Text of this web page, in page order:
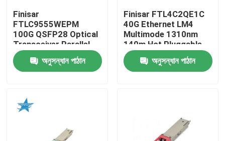
কারখানা ভ্রমণ
মান নিয়ন্ত্রণ
Finisar
FTLC9555WEPM
100G QSFP28 Optical
Transceiver Parallel
MMF 100M CPRI Hot
Pluggable Port 1 Year
Warranty
অনুসন্ধান পাঠান
Finisar FTL4C2QE1C
40G Ethernet LM4
Multimode 1310nm
140m Hot Pluggable
LC Optical Transceiver
for AIDCঅনুসন্ধান পাঠান